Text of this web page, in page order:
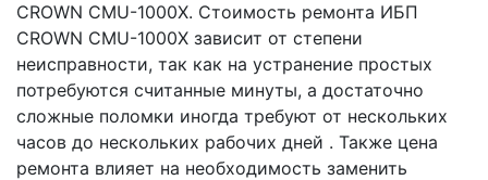
CROWN CMU-1000X. Стоимость ремонта ИБП
CROWN CMU-1000X зависит от степени
неисправности, так как на устранение простых
потребуются считанные минуты, а достаточно
сложные поломки иногда требуют от нескольких
часов до нескольких рабочих дней . Также цена
ремонта влияет на необходимость заменить